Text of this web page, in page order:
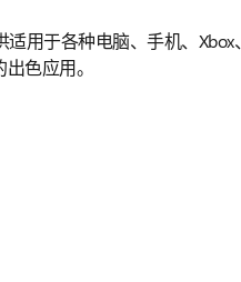
用于各种电脑、手机、Xbox、
色应用。